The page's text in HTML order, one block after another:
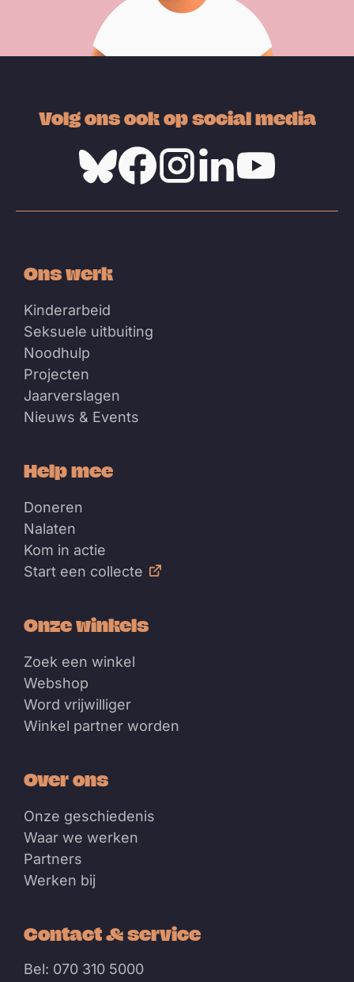
Volg ons ook op social media
Ons werk
Kinderarbeid
Seksuele uitbuiting
Noodhulp
Projecten
Jaarverslagen
Nieuws & Events
Help mee
Doneren
Nalaten
Kom in actie
Start een collecte
Onze winkels
Zoek een winkel
Webshop
Word vrijwilliger
Winkel partner worden
Over ons
Onze geschiedenis
Waar we werken
Partners
Werken bij
Contact & service
Bel: 070 310 5000